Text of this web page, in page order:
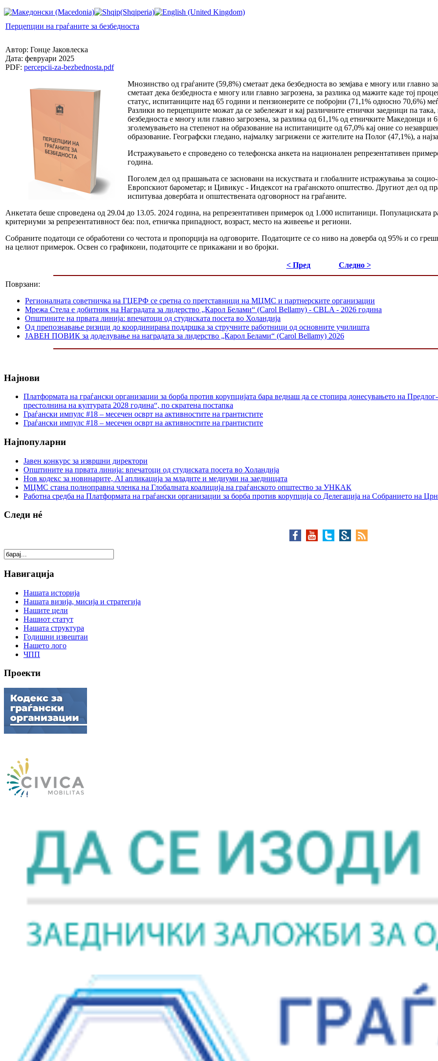
Перцепции на граѓаните за безбедноста
Автор: Гонце Јаковлеска
Дата: февруари 2025
PDF: percepcii-za-bezbednosta.pdf
Мнозинство од граѓаните (59,8%) сметаат дека безбедноста во земјава е многу или
сметаат дека безбедноста е многу или главно загрозена, за разлика од мажите каде тој
статус, испитаниците над 65 години и пензионерите се побројни (71,1% односно 70,6%)
Разлики во перцепциите можат да се забележат и кај различните етнички заедници па
безбедноста е многу или главно загрозена, за разлика од 61,1% од етничките Македонци и
зголемувањето на степенот на образование на испитаниците од 67,0% кај оние со
образование. Географски гледано, најмалку загрижени се жителите на Полог (47,1%), а
Истражувањето е спроведено со телефонска анкета на национален репрезентативен
година.
Поголем дел од прашањата се засновани на искуствата и глобалните истражувања за
Европскиот барометар; и Цивикус - Индексот на граѓанското општество. Другиот дел од
испитуваа довербата и општествената одговорност на граѓаните.
Анкетата беше спроведена од 29.04 до 13.05. 2024 година, на репрезентативен примерок од 1.000 испитаници. Популациската
критериуми за репрезентативност беа: пол, етничка припадност, возраст, место на живеење и региони.
Собраните податоци се обработени со честота и пропорција на одговорите. Податоците се со ниво на доверба од 95% и со
на целиот примерок. Освен со графикони, податоците се прикажани и во бројки.
< Пред Следно >
Поврзани:
Регионалната советничка на ГЦЕРФ се сретна со претставници на МЦМС и партнерските организации
Мрежа Стела е добитник на Наградата за лидерство „Карол Белами“ (Carol Bellamy) - CBLA - 2026 година
Општините на првата линија: впечатоци од студиската посета во Холандија
Од препознавање ризици до координирана поддршка за стручните работници од основните училишта
ЈАВЕН ПОВИК за доделување на наградата за лидерство „Карол Белами“ (Carol Bellamy) 2026
Најнови
Платформата на граѓански организации за борба против корупцијата бара веднаш да се стопира донесувањето на
престолнина на културата 2028 година“, по скратена постапка
Граѓански импулс #18 – месечен осврт на активностите на грантистите
Граѓански импулс #18 – месечен осврт на активностите на грантистите
Најпопуларни
Јавен конкурс за извршни директори
Општините на првата линија: впечатоци од студиската посета во Холандија
Нов кодекс за новинарите, AI апликација за младите и медиуми на заедницата
МЦМС стана полноправна членка на Глобалната коалиција на граѓанското општество за УНКАК
Работна средба на Платформата на граѓански организации за борба против корупција со Делегација на Собранието на
Следи нé
Навигација
Нашата историја
Нашата визија, мисија и стратегија
Нашите цели
Нашиот статут
Нашата структура
Годишни извештаи
Нашето лого
ЧПП
Проекти